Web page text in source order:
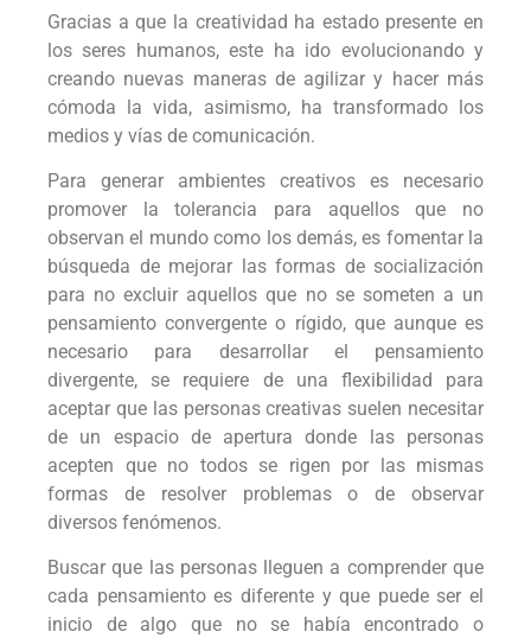
Gracias a que la creatividad ha estado presente en
los seres humanos, este ha ido evolucionando y
creando nuevas maneras de agilizar y hacer más
cómoda la vida, asimismo, ha transformado los
medios y vías de comunicación.
Para generar ambientes creativos es necesario
promover la tolerancia para aquellos que no
observan el mundo como los demás, es fomentar la
búsqueda de mejorar las formas de socialización
para no excluir aquellos que no se someten a un
pensamiento convergente o rígido, que aunque es
necesario para desarrollar el pensamiento
divergente, se requiere de una flexibilidad para
aceptar que las personas creativas suelen necesitar
de un espacio de apertura donde las personas
acepten que no todos se rigen por las mismas
formas de resolver problemas o de observar
diversos fenómenos.
Buscar que las personas lleguen a comprender que
cada pensamiento es diferente y que puede ser el
inicio de algo que no se había encontrado o